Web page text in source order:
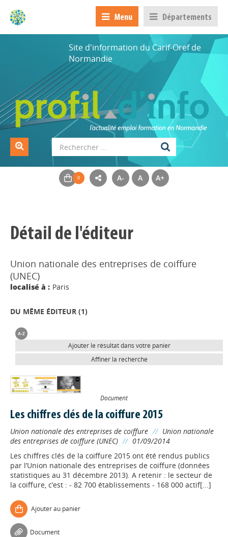
Menu Départements
Site d'information du Carif-Oref de
Normandie
A- A A+
Détail de l'éditeur
Union nationale des entreprises de coiffure
(UNEC)
localisé à : Paris
DU MÊME ÉDITEUR (1)
Ajouter le résultat dans votre panier
Affiner la recherche
Document
Les chiffres clés de la coiffure 2015
Union nationale des entreprises de coiffure // Union nationale
des entreprises de coiffure (UNEC) // 01/09/2014
Les chiffres clés de la coiffure 2015 ont été rendus publics
par l’Union nationale des entreprises de coiffure (données
statistiques au 31 décembre 2013). A retenir : le secteur de
la coiffure, c’est : - 82 700 établissements - 168 000 actif[...]
Ajouter au panier
Document